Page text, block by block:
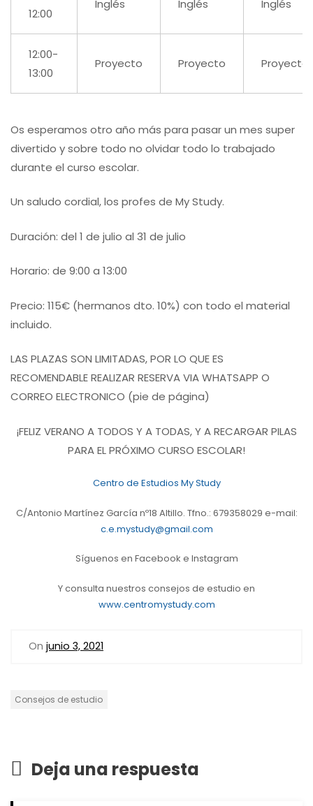
12:00
Inglés Inglés Inglés
12:00-
13:00
Proyecto Proyecto Proyecto
Os esperamos otro año más para pasar un mes super
divertido y sobre todo no olvidar todo lo trabajado
durante el curso escolar.
Un saludo cordial, los profes de My Study.
Duración: del 1 de julio al 31 de julio
Horario: de 9:00 a 13:00
Precio: 115€ (hermanos dto. 10%) con todo el material
incluido.
LAS PLAZAS SON LIMITADAS, POR LO QUE ES
RECOMENDABLE REALIZAR RESERVA VIA WHATSAPP O
CORREO ELECTRONICO (pie de página)
¡FELIZ VERANO A TODOS Y A TODAS, Y A RECARGAR PILAS
PARA EL PRÓXIMO CURSO ESCOLAR!
Centro de Estudios My Study
C/Antonio Martínez García nº18 Altillo. Tfno.: 679358029 e-mail:
c.e.mystudy@gmail.com
Síguenos en Facebook e Instagram
Y consulta nuestros consejos de estudio en
www.centromystudy.com
On junio 3, 2021
Consejos de estudio
Deja una respuesta